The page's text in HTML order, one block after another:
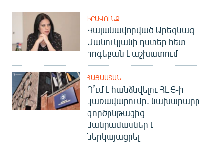
ԻՐԱՎՈՒՆՔ
Կալանավորված Արեգնազ
Մանուկյանի դստեր հետ
հոգեբան է աշխատում
ՀԱՅԱՍՏԱՆ
Ո՞ւմ է հանձնվելու ՀԷՑ-ի
կառավարումը. նախարարը
գործընթացից
մանրամասներ է
ներկայացրել